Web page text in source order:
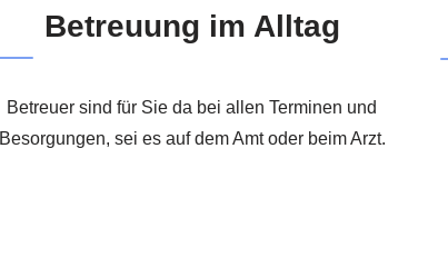
Betreuung im Alltag
Betreuer sind für Sie da bei allen Terminen und
Besorgungen, sei es auf dem Amt oder beim Arzt.